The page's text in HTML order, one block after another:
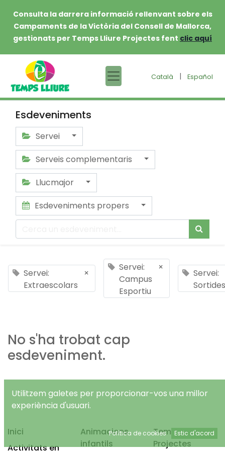
Consulta la darrera informació rellenvant sobre els
Campaments de la Victòria del Consell de Mallorca,
gestionats per Temps Lliure Projectes fent clic aquí
Català | Español
Esdeveniments
Servei
Serveis complementaris
Llucmajor
Esdeveniments propers
Servei:
Extraescolars
×
Servei:
Campus
Esportiu
×
Servei:
Sortides
No s'ha trobat cap
esdeveniment.
Inici
Activitats en
Animacions
infantils
Temps Lliure
Projectes
Utilitzem galetes per proporcionar-vos una millor
experiència d'usuari.
Política de cookies Estic d'acord